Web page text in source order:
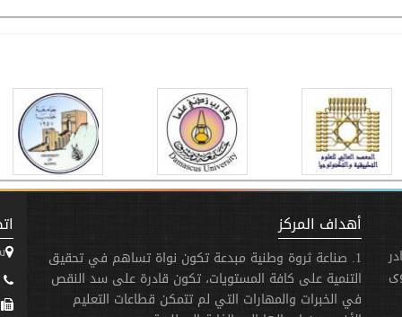
أهداف المركز
1. صناعة ثروة وطنية مبدعة تكون نواة تساهم في تحقيق
التنمية على كافة المستويات، تكون قادرة على سد النقص
في الخبرات والمهارات التي لم تتمكن قطاعات التعليم